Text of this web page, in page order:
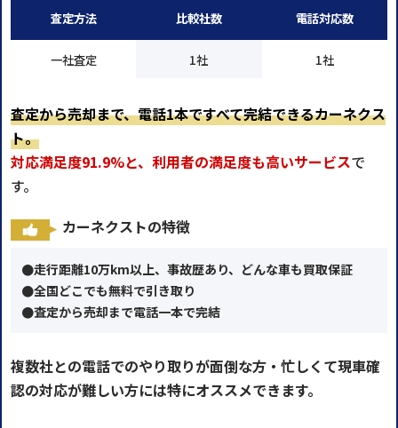
査定方法
一社査定
比較社数
1社
電話対応数
1社
査定から売却まで、電話1本ですべて完結できるカーネクス
ト。
対応満足度91.9%と、利用者の満足度も高いサービスで
す。
カーネクストの特徴
●走行距離10万km以上、事故歴あり、どんな車も買取保証
●全国どこでも無料で引き取り
●査定から売却まで電話一本で完結
複数社との電話でのやり取りが面倒な方・忙しくて現車確
認の対応が難しい方には特にオススメできます。